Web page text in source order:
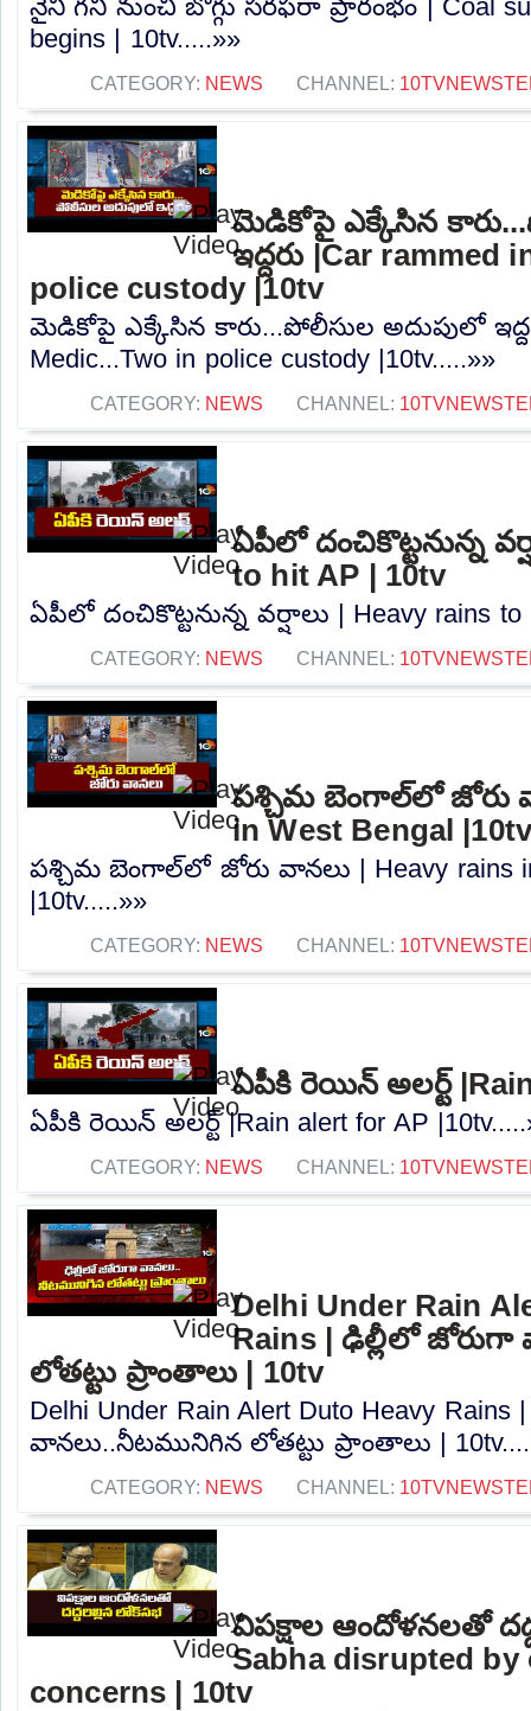
నైనీ గని నుంచి బొగ్గు సరఫరా ప్రారంభం | Coal
begins | 10tv.....»»
CATEGORY: NEWS CHANNEL:
మెడికోపై ఎక్కేసిన
ఇద్దరు |Car rammed
police custody |10tv
మెడికోపై ఎక్కేసిన కారు...పోలీసుల అదుపులో
Medic...Two in police custody |10tv.....»»
CATEGORY: NEWS CHANNEL:
ఏపీలో దంచికొట్టనున్న
to hit AP | 10tv
ఏపీలో దంచికొట్టనున్న వర్షాలు | Heavy rains to
CATEGORY: NEWS CHANNEL:
పశ్చిమ బెంగాల్‌లో జోరు
in West Bengal
పశ్చిమ బెంగాల్‌లో జోరు వానలు | Heavy rains
|10tv.....»»
CATEGORY: NEWS CHANNEL:
ఏపీకి రెయిన్ అలర్ట్
ఏపీకి రెయిన్ అలర్ట్ |Rain alert for AP
CATEGORY: NEWS CHANNEL:
Delhi Under Rain
Rains | ఢిల్లీలో
లోతట్టు ప్రాంతాలు | 10tv
Delhi Under Rain Alert Duto Heavy
వానలు..నీటమునిగిన లోతట్టు ప్రాంతాలు |
CATEGORY: NEWS CHANNEL:
విపక్షాల ఆందోళనలతో
Sabha disrupted
concerns | 10tv